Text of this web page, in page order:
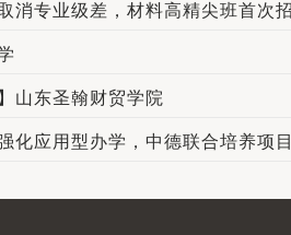
消专业级差，材料高精尖班首次
山东圣翰财贸学院
化应用型办学，中德联合培养项